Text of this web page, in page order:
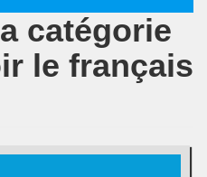
catégorie
le français